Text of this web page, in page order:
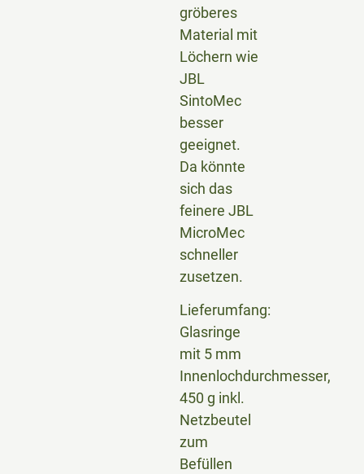
gröberes
Material mit
Löchern wie
JBL
SintoMec
besser
geeignet.
Da könnte
sich das
feinere JBL
MicroMec
schneller
zusetzen.
Lieferumfang:
Glasringe
mit 5 mm
Innenlochdurchmesser,
450 g inkl.
Netzbeutel
zum
Befüllen